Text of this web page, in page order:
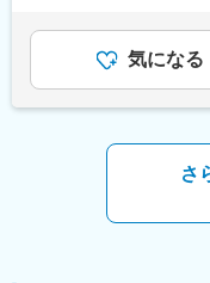
変更の範囲：会社
■業務内容：【変更
ドイツ駐在にて海
自社製品の提案営
拓業務をお任せし
務も一部兼務頂きま
本社（海外事業部
30h程度）600万円
（次長職、40代後
※過去実績 年間4.2
考を通じて上下す
気になる
さ